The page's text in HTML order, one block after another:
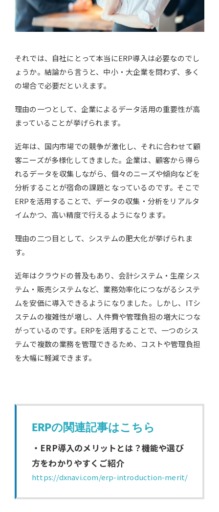
それでは、自社にとって本当にERP導入は必要なのでし
ょうか。結論から言うと、中小・大企業を問わず、多く
の場合で必要だといえます。
理由の一つとして、企業によるデータ活用の重要性が高
まっていることが挙げられます。
近年は、国内市場での競争が激化し、それに合わせて顧
客ニーズが多様化してきました。企業は、顧客から得ら
れるデータを収集しながら、個々のニーズや傾向などを
分析することが宿命の課題となっているのです。そこで
ERPを活用することで、データの収集・分析をリアルタ
イムかつ、高い精度で行えるようになります。
理由の二つ目として、システムの肥大化が挙げられま
す。
近年はクラウドの普及もあり、会計システム・生産シス
テム・販売システムなど、業務効率化につながるシステ
ムを安価に導入できるようになりました。しかし、ITシ
ステムの複雑性が増し、人件費や管理負担の増大につな
がっているのです。ERPを活用することで、一つのシス
テムで複数の業務を管理できるため、コストや管理負担
を大幅に軽減できます。
ERPの関連記事はこちら
・ERP導入のメリットとは？機能や選び
方をわかりやすくご紹介
https://dxnavi.com/erp-introduction-merit/